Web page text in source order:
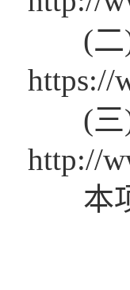
(二)
https://
(三)
http://
本项